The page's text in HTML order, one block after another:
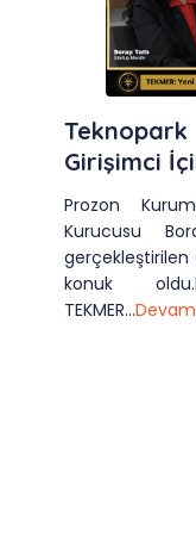
Girişimci
Prozon
Kurucusu
gerçekleştirilen
konuk
TEKMER...